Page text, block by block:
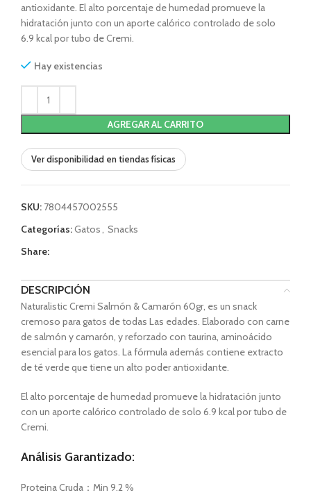
antioxidante. El alto porcentaje de humedad promueve la
hidratación junto con un aporte calórico controlado de solo
6.9 kcal por tubo de Cremi.
Hay existencias
AGREGAR AL CARRITO
Ver disponibilidad en tiendas físicas
SKU: 7804457002555
Categorías:Gatos, Snacks
Share:
DESCRIPCIÓN
Naturalistic Cremi Salmón & Camarón 60gr, es un snack
cremoso para gatos de todas Las edades. Elaborado con carne
de salmón y camarón, y reforzado con taurina, aminoácido
esencial para los gatos. La fórmula además contiene extracto
de té verde que tiene un alto poder antioxidante.
El alto porcentaje de humedad promueve la hidratación junto
con un aporte calórico controlado de solo 6.9 kcal por tubo de
Cremi.
Análisis Garantizado:
Proteina Cruda：Min 9.2 %